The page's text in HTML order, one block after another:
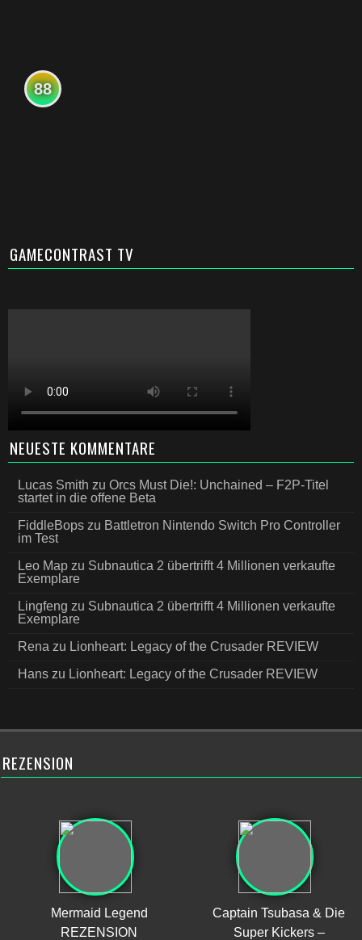
88
GAMECONTRAST TV
NEUESTE KOMMENTARE
Lucas Smith zu Orcs Must Die!: Unchained – F2P-Titel
startet in die offene Beta
FiddleBops zu Battletron Nintendo Switch Pro Controller
im Test
Leo Map zu Subnautica 2 übertrifft 4 Millionen verkaufte
Exemplare
Lingfeng zu Subnautica 2 übertrifft 4 Millionen verkaufte
Exemplare
Rena zu Lionheart: Legacy of the Crusader REVIEW
Hans zu Lionheart: Legacy of the Crusader REVIEW
REZENSION
Mermaid Legend
REZENSION
Captain Tsubasa & Die
Super Kickers –